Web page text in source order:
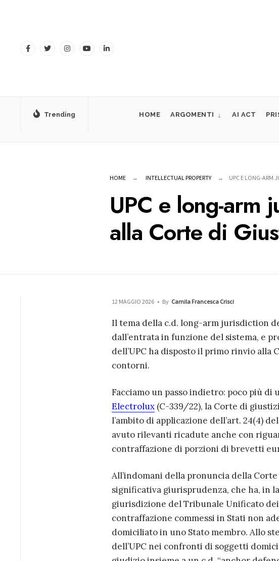
Trending HOME ARGOMENTI AI ACT
HOME INTELLECTUAL PROPERTY UPC E LONG-ARM
UPC e long-
alla Corte di
12 MAGGIO 2026 • By Camila Francesca Crisci
Il tema della c.d. long-arm jurisdiction
dall’entrata in funzione del sistema, e
dell’UPC ha disposto il primo rinvio
contorni.
Facciamo un passo indietro: poco più
Electrolux(C-339/22), la Corte di
l’ambito di applicazione dell’art. 24(4)
avuto rilevanti ricadute anche con
contraffazione di porzioni di brevetti
All’indomani della pronuncia della
significativa giurisprudenza, che ha, in
giurisdizione del Tribunale Unificato
contraffazione commessi in Stati non
domiciliato in uno Stato membro. Allo
dell’UPC nei confronti di soggetti